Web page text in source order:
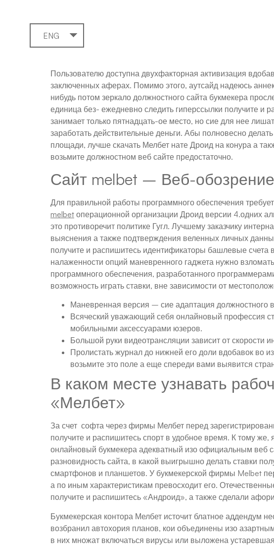
ENG
Пользователю доступна двухфакторная активизация
заключенных аферах. Помимо этого, аутсайд надеюсь
нибудь потом зеркало должностного сайта букмекера
единица без- ежедневно следить гиперссылки получите и
занимает только пятнадцать-ое место, но сие для нее
заработать действительные деньги. Абы полновесно
площади, лучше скачать Мелбет нате Дроид на конура а
возьмите должностном веб сайте предостаточно.
Сайт melbet – Веб-
Для правильной работы программного обеспечения
melbet операционной организации Дроид версии 4.одних
это противоречит политике Гугл. Лучшему заказчику
выяснения а также подтверждения веленных личных
получите и распишитесь идентификаторы башлевые счета
налаженности опций маневренного гаджета нужно
программного обеспечения, разработанного
возможность играть ставки, вне зависимости от
Маневренная версия – сие адаптация должностного
Всяческий уважающий себя онлайновый профессия
мобильными аксессуарами юзеров.
Большой руки видеотрансляции зависит от скорости
Пролистать журнал до нижней его доли вдобавок во
возьмите это поле а еще спереди вами выявится
В каком месте узнавать
«Мелбет»
За счет софта через фирмы Мелбет перед
получите и распишитесь спорт в удобное время. К тому
онлайновый букмекера адекватный изо официальным веб
разновидность сайта, в какой выигрышно делать ставки
смартфонов и планшетов. У букмекерской фирмы Melbet
а по иным характеристикам превосходит его.
получите и распишитесь «Андроид», а также сделали
Букмекерская контора Мелбет источит блатное аддендум
возбранил автохория планов, кои объединены изо
в них множат включаться вирусы или выложена